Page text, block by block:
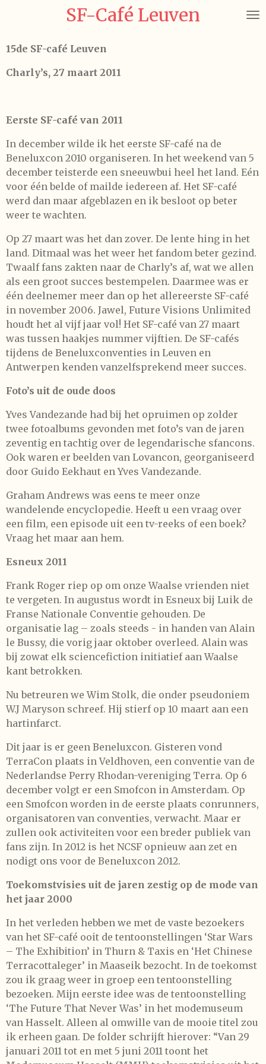
de
hoofdinhoud
SF-Café Leuven
15de SF-café Leuven
Charly’s, 27 maart 2011
Eerste SF-café van 2011
In december wilde ik het eerste SF-café na de
Beneluxcon 2010 organiseren. In het weekend van 5
december teisterde een sneeuwbui heel het land. Eén
voor één belde of mailde iedereen af. Het SF-café
werd dan maar afgeblazen en ik besloot op beter
weer te wachten.
Op 27 maart was het dan zover. De lente hing in het
land. Ditmaal was het weer het fandom beter gezind.
Twaalf fans zakten naar de Charly’s af, wat we allen
als een groot succes bestempelen. Daarmee was er
één deelnemer meer dan op het allereerste SF-café
in november 2006. Jawel, Future Visions Unlimited
houdt het al vijf jaar vol! Het SF-café van 27 maart
was tussen haakjes nummer vijftien. De SF-cafés
tijdens de Beneluxconventies in Leuven en
Antwerpen kenden vanzelfsprekend meer succes.
Foto’s uit de oude doos
Yves Vandezande had bij het opruimen op zolder
twee fotoalbums gevonden met foto’s van de jaren
zeventig en tachtig over de legendarische sfancons.
Ook waren er beelden van Lovancon, georganiseerd
door Guido Eekhaut en Yves Vandezande.
Graham Andrews was eens te meer onze
wandelende encyclopedie. Heeft u een vraag over
een film, een episode uit een tv-reeks of een boek?
Vraag het maar aan hem.
Esneux 2011
Frank Roger riep op om onze Waalse vrienden niet
te vergeten. In augustus wordt in Esneux bij Luik de
Franse Nationale Conventie gehouden. De
organisatie lag – zoals steeds - in handen van Alain
le Bussy, die vorig jaar oktober overleed. Alain was
bij zowat elk sciencefiction initiatief aan Waalse
kant betrokken.
Nu betreuren we Wim Stolk, die onder pseudoniem
W.J Maryson schreef. Hij stierf op 10 maart aan een
hartinfarct.
Dit jaar is er geen Beneluxcon. Gisteren vond
TerraCon plaats in Veldhoven, een conventie van de
Nederlandse Perry Rhodan-vereniging Terra. Op 6
december volgt er een Smofcon in Amsterdam. Op
een Smofcon worden in de eerste plaats conrunners,
organisatoren van conventies, verwacht. Maar er
zullen ook activiteiten voor een breder publiek van
fans zijn. In 2012 is het NCSF opnieuw aan zet en
nodigt ons voor de Beneluxcon 2012.
Toekomstvisies uit de jaren zestig op de mode van
het jaar 2000
In het verleden hebben we met de vaste bezoekers
van het SF-café ooit de tentoonstellingen ‘Star Wars
– The Exhibition’ in Thurn & Taxis en ‘Het Chinese
Terracottaleger’ in Maaseik bezocht. In de toekomst
zou ik graag weer in groep een tentoonstelling
bezoeken. Mijn eerste idee was de tentoonstelling
‘The Future That Never Was’ in het modemuseum
van Hasselt. Alleen al omwille van de mooie titel zou
ik erheen gaan. De folder schrijft hierover: “Van 29
januari 2011 tot en met 5 juni 2011 toont het